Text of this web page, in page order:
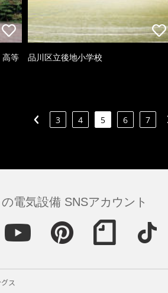
等 品川区立後地小学校
3 4 5 6 7
電気設備 SNSアカウント
ス